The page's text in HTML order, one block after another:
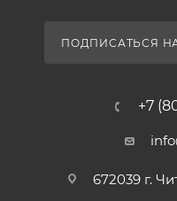
ПОДПИСАТЬСЯ
+7
672039 г.